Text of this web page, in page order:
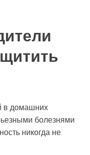
в домашних
болезнями
никогда не